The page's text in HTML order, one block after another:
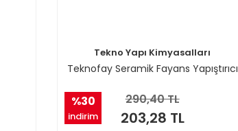
%30
indirim
Tekno Yapı Kimyasalları
Teknofay Seramik Fayans Yapıştırıcı
290,40 TL
203,28 TL